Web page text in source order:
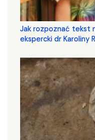
Jak rozpoznać tekst
ekspercki dr Karoliny